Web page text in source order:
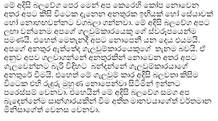
මේ අදිසි බලවේග පෙර මෙන් අප කෙරෙහි කෝප නොවෙන
අතර අපට කිසි විටෙක දැනෙන අනතුරක ඉඟියක් හෝ සේයාවක්
හෝ නොහඟවන්නට වගබලා ගන්නවා. මේ අදිසි බලවේග අපට
ලඟා වන්නෙම අපගේ ගලවුම්කාරයෙකු ගේ ස්වරූපයෙන්ම
පමණයි. එහෙත් මෙතැනදී අපට නොපෙනී යන දෙය එයමයි.
අපගේ අනතුර ඇත්තේද ගැලවුම්කාරයෙකුගේ තැනම බවයි. ඒ
අනුව අපව ගලවාගන්නේ අනතුරකින් නොවෙන අතර අපට
ගැලවෙන්නට බැරි විදිහට බන්දන්නේ ගැලවුම්කාරයාගේ
අනතුරේ වීමයි. එහෙත් මේ ගැලවුම් කාර අදිසි බලවතා කිසිම
විටෙක එහි රුදුරු මුහුණ නොපෙන්වා සිටිමින් ඉන්නට
පරෙස්සම් වෙනවා. එහෙයින් මේ අදිසි බලවේග සමග අප
බැඳෙන්නේම සෘන්ගාරයකින් වීම අතීත මානවයාගේත් වර්තමාන
මිනිසාගේත් වෙනස වෙනවා.